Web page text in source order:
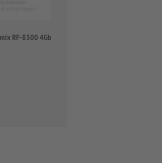
RF-8300 4Gb